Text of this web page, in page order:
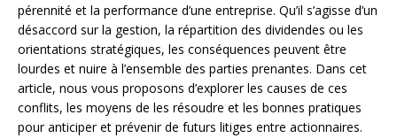
pérennité et la performance d’une entreprise. Qu’il s’agisse d’un
désaccord sur la gestion, la répartition des dividendes ou les
orientations stratégiques, les conséquences peuvent être
lourdes et nuire à l’ensemble des parties prenantes. Dans cet
article, nous vous proposons d’explorer les causes de ces
conflits, les moyens de les résoudre et les bonnes pratiques
pour anticiper et prévenir de futurs litiges entre actionnaires.